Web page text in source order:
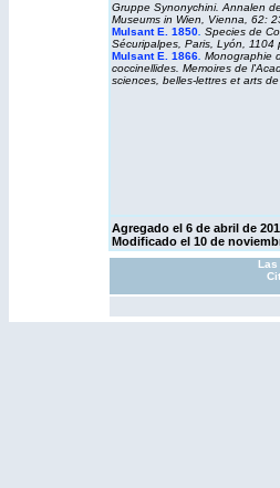
Gruppe Synonychini. Annalen
Museums in Wien, Vienna, 62:
Mulsant E. 1850 Species de
Sécuripalpes, Paris, Lyón, 1104
Mulsant E. 1866 Monographie
coccinellides. Memoires de
sciences, belles-lettres et arts
Agregado el 6 de abril de
Modificado el 10 de
Las